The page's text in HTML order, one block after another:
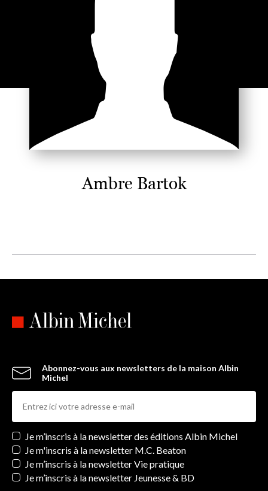
Ambre Bartok
Abonnez-vous aux newsletters de la maison Albin
Michel
Newsletters
Je m’inscris à la newsletter des éditions Albin Michel
Je m'inscris à la newsletter M.C. Beaton
Je m’inscris à la newsletter Vie pratique
Je m’inscris à la newsletter Jeunesse & BD